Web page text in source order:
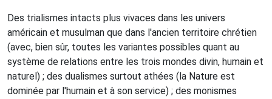
Des trialismes intacts plus vivaces dans les univers
américain et musulman que dans l'ancien territoire chrétien
(avec, bien sûr, toutes les variantes possibles quant au
système de relations entre les trois mondes divin, humain et
naturel) ; des dualismes surtout athées (la Nature est
dominée par l'humain et à son service) ; des monismes